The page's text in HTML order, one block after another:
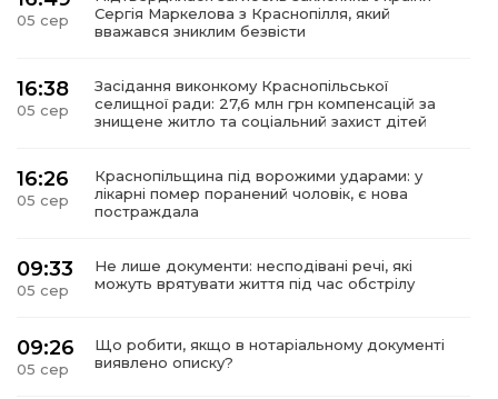
05 сер
Сергія Маркелова з Краснопілля, який
вважався зниклим безвісти
16:38
05 сер
Засідання виконкому Краснопільської
селищної ради: 27,6 млн грн компенсацій за
знищене житло та соціальний захист дітей
16:26
05 сер
Краснопільщина під ворожими ударами: у
лікарні помер поранений чоловік, є нова
постраждала
09:33
05 сер
Не лише документи: несподівані речі, які
можуть врятувати життя під час обстрілу
09:26
05 сер
Що робити, якщо в нотаріальному документі
виявлено описку?